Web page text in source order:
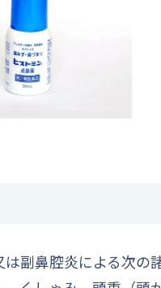
副鼻腔炎による次の